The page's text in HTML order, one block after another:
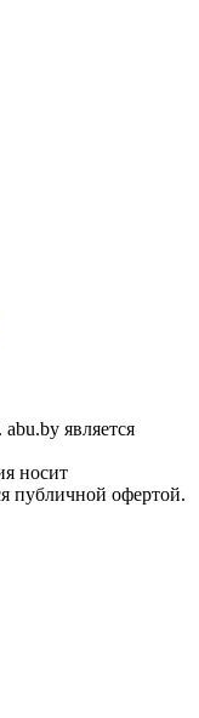
является
носит
публичной офертой.